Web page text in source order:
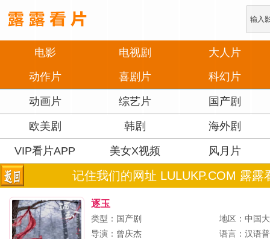
电影 电视剧
大人片
动作片
喜剧片 科幻片
动画片 综艺片 国产剧
欧美剧 韩剧 海外剧
VIP看片APP 美女X视频 风月片
记住我们的网址 LULUKP.COM 露露
逐玉
类型：国产剧
地区：中国
导演： 曾庆杰
语言：汉语